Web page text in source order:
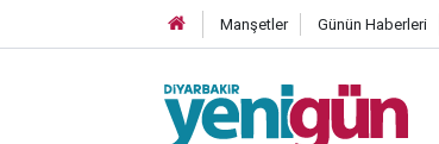
Manşetler Günün Haberleri